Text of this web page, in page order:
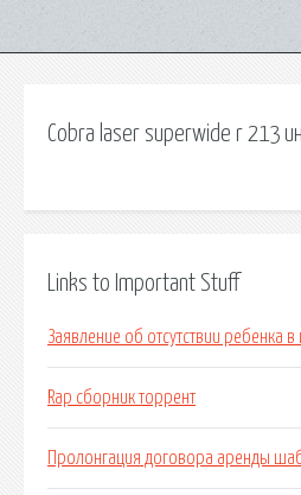
Cobra laser superwide r 213
Links to Important Stuff
Заявление об отсутствии ребенка
Rap сборник торрент
Пролонгация договора аренды